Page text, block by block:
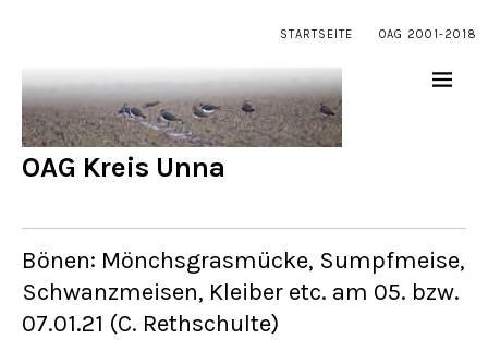
STARTSEITE OAG 2001-2018
OAG Kreis Unna
Bönen: Mönchsgrasmücke, Sumpfmeise,
Schwanzmeisen, Kleiber etc. am 05. bzw.
07.01.21 (C. Rethschulte)